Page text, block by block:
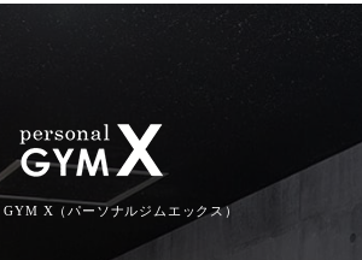
X（パーソナルジムエックス）